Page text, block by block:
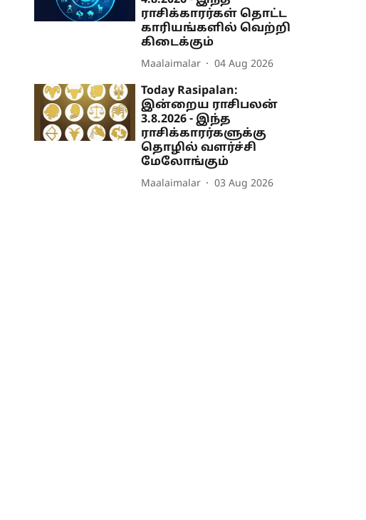
ராசிக்காரர்கள் தொட்ட
காரியங்களில் வெற்றி
கிடைக்கும்
Maalaimalar 04 Aug 2026
Today Rasipalan:
இன்றைய ராசிபலன்
3.8.2026 - இந்த
ராசிக்காரர்களுக்கு
தொழில் வளர்ச்சி
மேலோங்கும்
Maalaimalar 03 Aug 2026